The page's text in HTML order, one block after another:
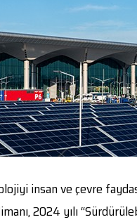
insan ve çevre
2024 yılı